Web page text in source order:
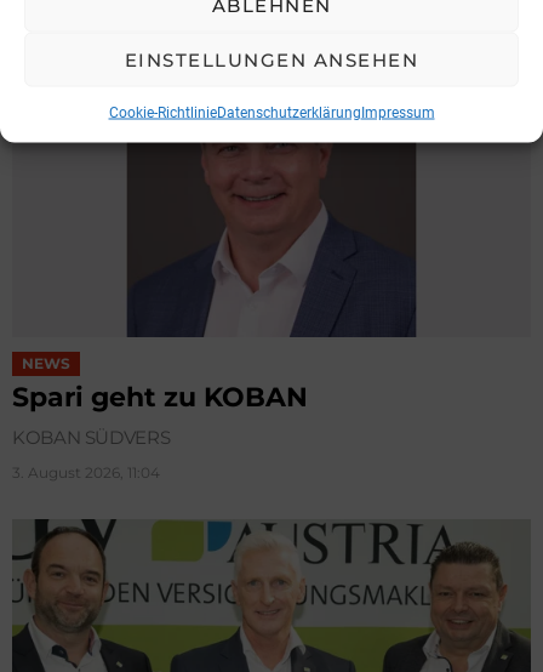
EINSTELLUNGEN ANSEHEN
Cookie-RichtlinieDatenschutzerklärungImpressum
NEWS
Spari geht zu KOBAN
KOBAN SÜDVERS
3. August 2026, 11:04